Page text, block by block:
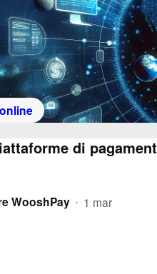
di
WooshPay • 1 mar